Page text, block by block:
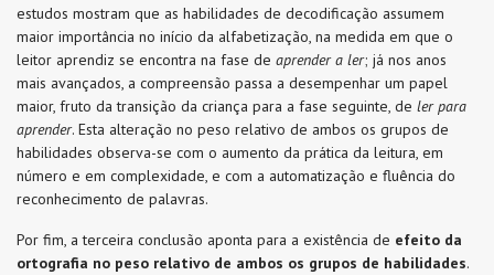
estudos mostram que as habilidades de decodificação assumem
maior importância no início da alfabetização, na medida em que o
leitor aprendiz se encontra na fase de aprender a ler; já nos anos
mais avançados, a compreensão passa a desempenhar um papel
maior, fruto da transição da criança para a fase seguinte, de ler para
aprender. Esta alteração no peso relativo de ambos os grupos de
habilidades observa-se com o aumento da prática da leitura, em
número e em complexidade, e com a automatização e fluência do
reconhecimento de palavras.
Por fim, a terceira conclusão aponta para a existência de efeito da
ortografia no peso relativo de ambos os grupos de habilidades.